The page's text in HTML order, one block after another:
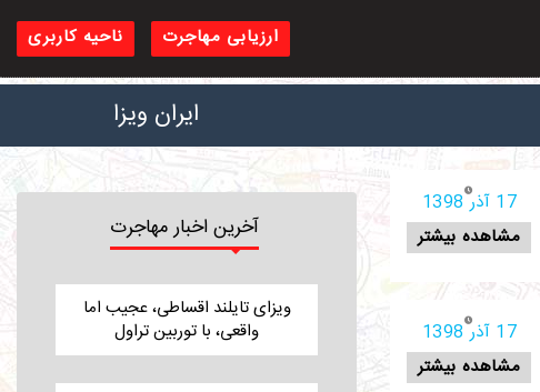
ناحیه کاربری ارزیابی مهاجرت
ایران ویزا
17 آذر 1398
مشاهده بیشتر
17 آذر 1398
مشاهده بیشتر
آخرین اخبار مهاجرت
ویزای تایلند اقساطی، عجیب اما
واقعی، با توربین تراول